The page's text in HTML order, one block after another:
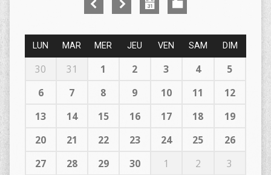
LUN MAR MER JEU VEN SAM DIM
30 31 1 2 3 4
5
6
7 8 9 10 11
12
13
14 15 16 17 18
19
20
21 22 23 24 25
26
27
28 29 30 1 2 3